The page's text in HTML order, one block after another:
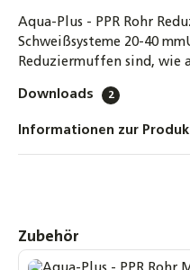
1,80 €
Aqua-Plus - PPR
1,30 €
Aqua-Plus - PPR
Schweißsysteme 20-
Schweißsysteme
Aqua-Plus - PPR Rohr
Schweißsysteme 20-40
Reduziermuffen sind, wie
Downloads 2
Informationen zur
Produktgalerie
Zubehör